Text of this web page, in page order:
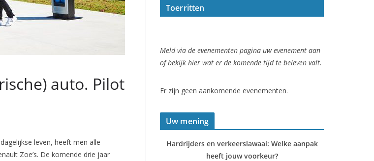
auto. Pilot
leven, heeft men alle
Zoe’s. De komende drie jaar
Toerritten
Meld via de evenementen pagina uw evenement aan
of bekijk hier wat er de komende tijd te beleven valt.
Er zijn geen aankomende evenementen.
Uw mening
Hardrijders en verkeerslawaai: Welke aanpak
heeft jouw voorkeur?